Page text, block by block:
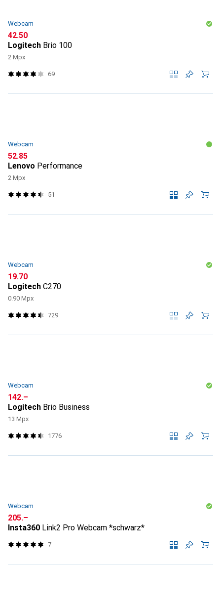
Webcam
CHF
42.50
Logitech Brio 100
2 Mpx
69
Webcam
CHF
52.85
Lenovo Performance
2 Mpx
51
Webcam
CHF
19.70
Logitech C270
0.90 Mpx
729
Webcam
CHF
142.–
Logitech Brio Business
13 Mpx
1776
Webcam
CHF
205.–
Insta360 Link2 Pro Webcam *schwarz*
7